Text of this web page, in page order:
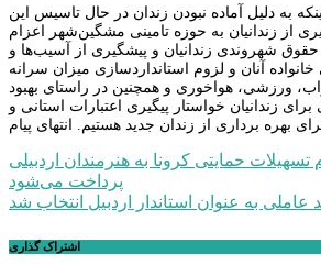
به دلیل آماده نبودن زندان در حال تاسیس این
از زندانیان به حوزه تامینی مشگین‌شهر اعزام
شهروندی زندانیان و پیشگیری از آسیب‌ها و
خانواده آنان و لزوم استانداردسازی میزان سرانه
ورزشی، هواخوری و همچنین در راستای بهبود
زندانیان خواستار پیگیری اعتبارات استانی و
بهره برداری از زندان جدید هستیم. انتهای پیام
راهبری
نوشته
حمایتی کرونا به هنرمندان اردبیلی
پرداخت می‌شود
عاملی به عنوان استاندار اردبیل انتخاب شد
اشتراک گذاری